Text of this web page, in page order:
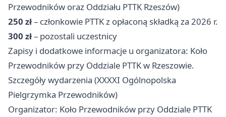
Przewodników oraz Oddziału PTTK Rzeszów)
250 zł– członkowie PTTK z opłaconą składką za 2026 r.
300 zł– pozostali uczestnicy
Zapisy i dodatkowe informacje u organizatora: Koło
Przewodników przy Oddziale PTTK w Rzeszowie.
Szczegóły wydarzenia (XXXXI Ogólnopolska
Pielgrzymka Przewodników)
Organizator: Koło Przewodników przy Oddziale PTTK